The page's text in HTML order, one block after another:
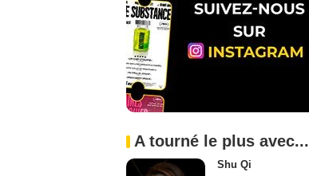
A tourné le plus avec...
Shu Qi